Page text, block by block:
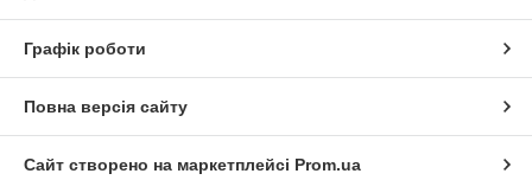
Графік роботи
Повна версія сайту
Сайт створено на маркетплейсі Prom.ua